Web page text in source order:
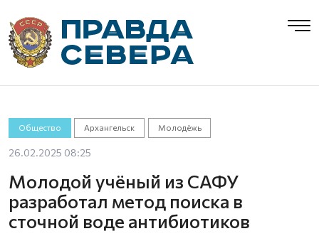
Общество Архангельск Молодёжь
26.02.2025 08:25
Молодой учёный из САФУ
разработал метод поиска в
сточной воде антибиотиков